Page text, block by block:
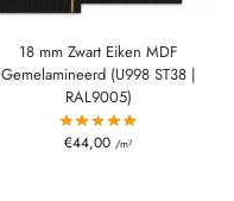
18 mm Zwart Eiken MDF
Gemelamineerd (U998 ST38 |
RAL9005)
€44,00 /m²